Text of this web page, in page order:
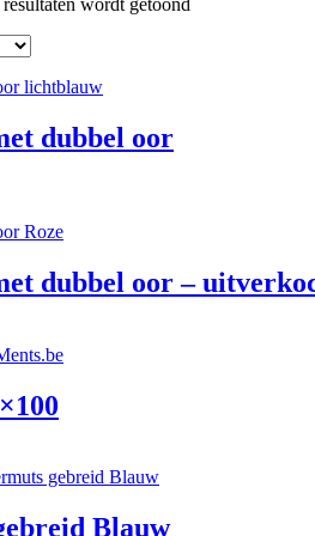
wordt getoond
dubbel oor
dubbel oor –
Blauw